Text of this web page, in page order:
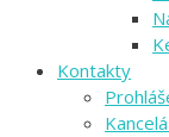
Kontakty